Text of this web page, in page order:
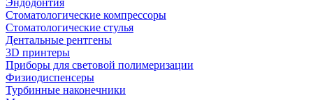
Эндодонтия
Стоматологические компрессоры
Стоматологические стулья
Дентальные рентгены
3D принтеры
Приборы для световой полимеризации
Физиодиспенсеры
Турбинные наконечники